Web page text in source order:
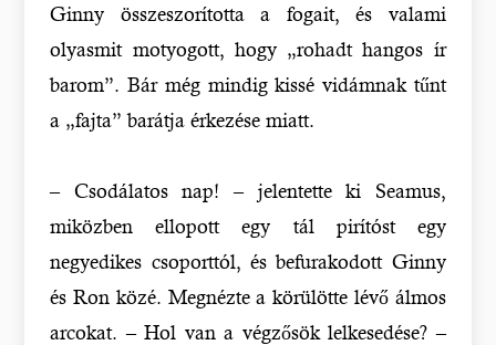
Ginny összeszorította a fogait, és valami
olyasmit motyogott, hogy „rohadt hangos ír
barom”. Bár még mindig kissé vidámnak tűnt
a „fajta” barátja érkezése miatt.
– Csodálatos nap! – jelentette ki Seamus,
miközben ellopott egy tál pirítóst egy
negyedikes csoporttól, és befurakodott Ginny
és Ron közé. Megnézte a körülötte lévő álmos
arcokat. – Hol van a végzősök lelkesedése? –